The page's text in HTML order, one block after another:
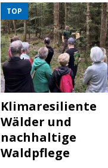
TOP
Klimaresiliente
Wälder und
nachhaltige
Waldpflege